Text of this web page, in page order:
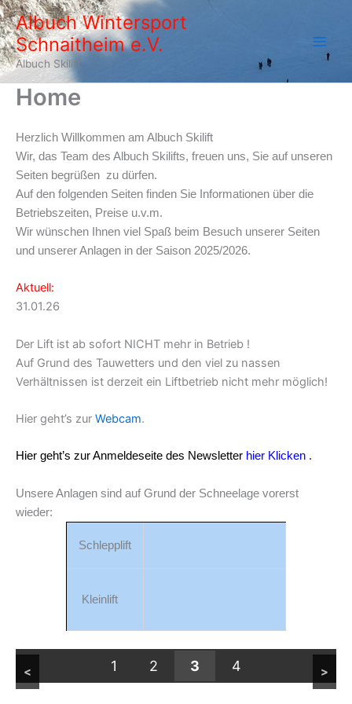
Zum
Inhalt
springen
Albuch Wintersport
Schnaitheim e.V.
Albuch Skilift
Home
Herzlich Willkommen am Albuch Skilift
Wir, das Team des Albuch Skilifts, freuen uns, Sie auf unseren
Seiten begrüßen zu dürfen.
Auf den folgenden Seiten finden Sie Informationen über die
Betriebszeiten, Preise u.v.m.
Wir wünschen Ihnen viel Spaß beim Besuch unserer Seiten
und unserer Anlagen in der Saison 2025/2026.
Aktuell:
31.01.26
Der Lift ist ab sofort NICHT mehr in Betrieb !
Auf Grund des Tauwetters und den viel zu nassen
Verhältnissen ist derzeit ein Liftbetrieb nicht mehr möglich!
Hier geht’s zur Webcam.
Hier geht’s zur Anmeldeseite des Newsletter hier Klicken .
Unsere Anlagen sind auf Grund der Schneelage vorerst
wieder:
Schlepplift
Kleinlift
< >
1 2 3 4